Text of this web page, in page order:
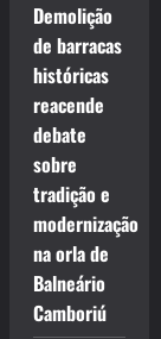
Demolição
de barracas
históricas
reacende
debate
sobre
tradição e
modernização
na orla de
Balneário
Camboriú